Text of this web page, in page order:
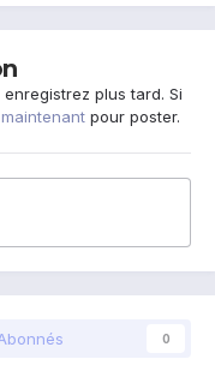
plus tard. Si
pour poster.
0